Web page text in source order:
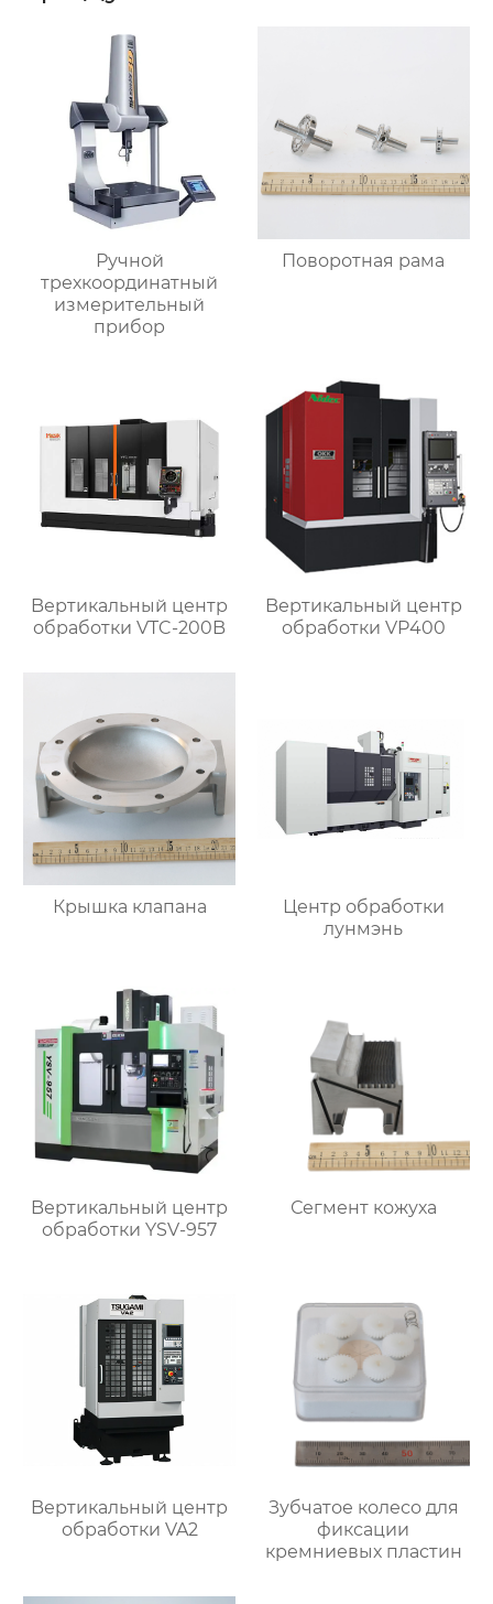
Ручной
трехкоординатный
измерительный
прибор
Поворотная рама
Bертикальный центр
обработки VTC-200B
Bертикальный центр
обработки VP400
Крышка клапана
Центр обработки
лунмэнь
Bертикальный центр
обработки YSV-957
Сегмент кожуха
Bертикальный центр
обработки VA2
Зубчатое колесо для
фиксации
кремниевых пластин